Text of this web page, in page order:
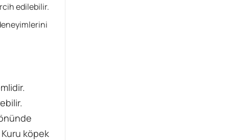
edilebilir.
Kuru köpek